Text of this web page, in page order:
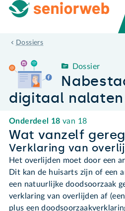
Dossiers
Nabestaanden - digitaal nalaten
Dossier
digitaal nalaten
Onderdeel 18 van 18
Wat vanzelf
Verklaring van
Het overlijden moet door een
Dit kan de huisarts zijn of een
een natuurlijke doodsoorzaak
verklaring van overlijden af
plus een